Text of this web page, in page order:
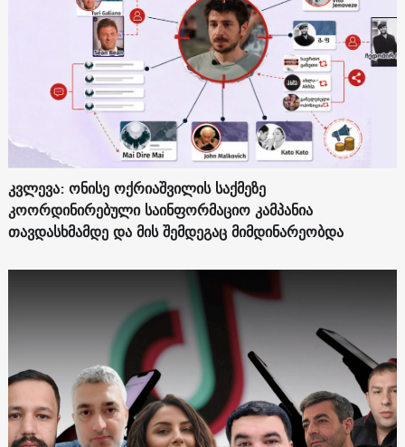
კვლევა: ონისე ოქრიაშვილის საქმეზე
კოორდინირებული საინფორმაციო კამპანია
თავდასხმამდე და მის შემდეგაც მიმდინარეობდა